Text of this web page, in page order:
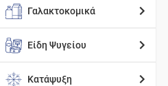
Γαλακτοκομικά
Είδη Ψυγείου
Κατάψυξη